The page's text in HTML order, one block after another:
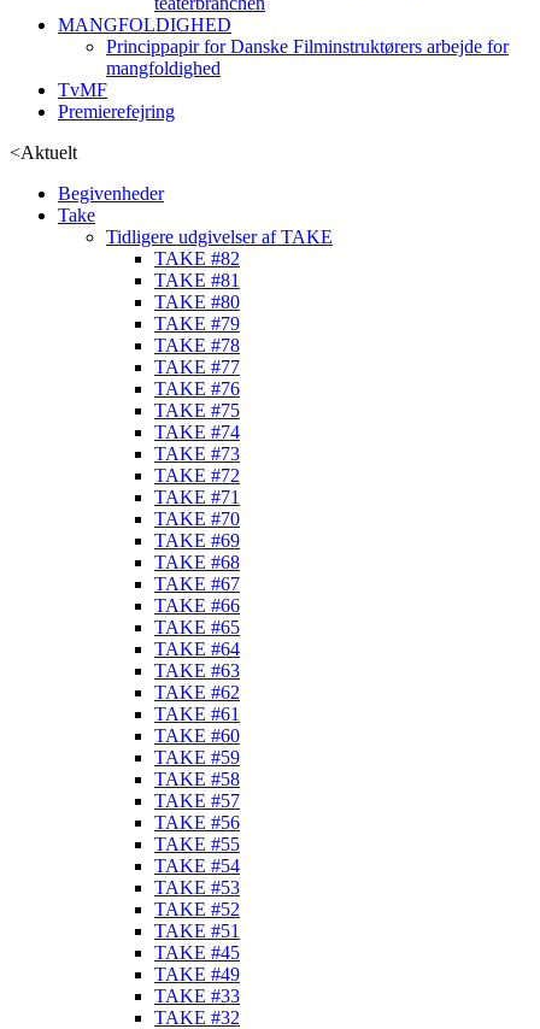
MANGFOLDIGHED
Princippapir for Danske Filminstruktørers arbejde for
mangfoldighed
TvMF
Premierefejring
<Aktuelt
Begivenheder
Take
Tidligere udgivelser af TAKE
TAKE #82
TAKE #81
TAKE #80
TAKE #79
TAKE #78
TAKE #77
TAKE #76
TAKE #75
TAKE #74
TAKE #73
TAKE #72
TAKE #71
TAKE #70
TAKE #69
TAKE #68
TAKE #67
TAKE #66
TAKE #65
TAKE #64
TAKE #63
TAKE #62
TAKE #61
TAKE #60
TAKE #59
TAKE #58
TAKE #57
TAKE #56
TAKE #55
TAKE #54
TAKE #53
TAKE #52
TAKE #51
TAKE #45
TAKE #49
TAKE #33
TAKE #32